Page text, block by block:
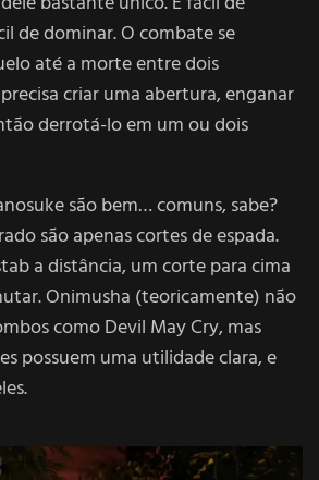
de dominar. O combate se
até a morte entre dois
criar uma abertura, enganar
derrotá-lo em um ou dois
são bem… comuns, sabe?
são apenas cortes de espada.
a distância, um corte para cima
Onimusha (teoricamente) não
como Devil May Cry, mas
possuem uma utilidade clara, e